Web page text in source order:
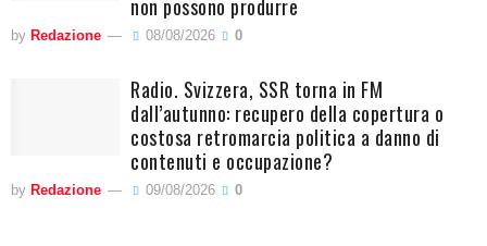
non possono produrre
by Redazione 08/08/2026 0
Radio. Svizzera, SSR torna in FM
dall’autunno: recupero della copertura o
costosa retromarcia politica a danno di
contenuti e occupazione?
by Redazione 09/08/2026 0